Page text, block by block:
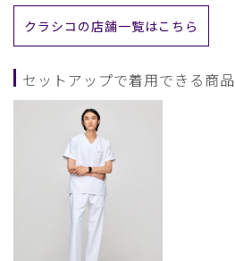
クラシコの店舗一覧はこちら
セットアップで着用できる商品